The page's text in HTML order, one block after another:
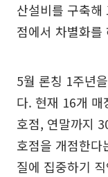
산설비를 구축해
점에서 차별화를
5월 론칭 1주년
다. 현재 16개 매
호점, 연말까지
호점을 개점한다
질에 집중하기